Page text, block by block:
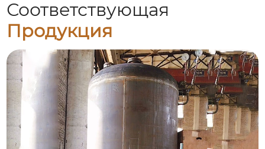
Соответствующая
Продукция